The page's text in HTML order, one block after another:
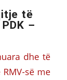
të
–
dhe të
së me